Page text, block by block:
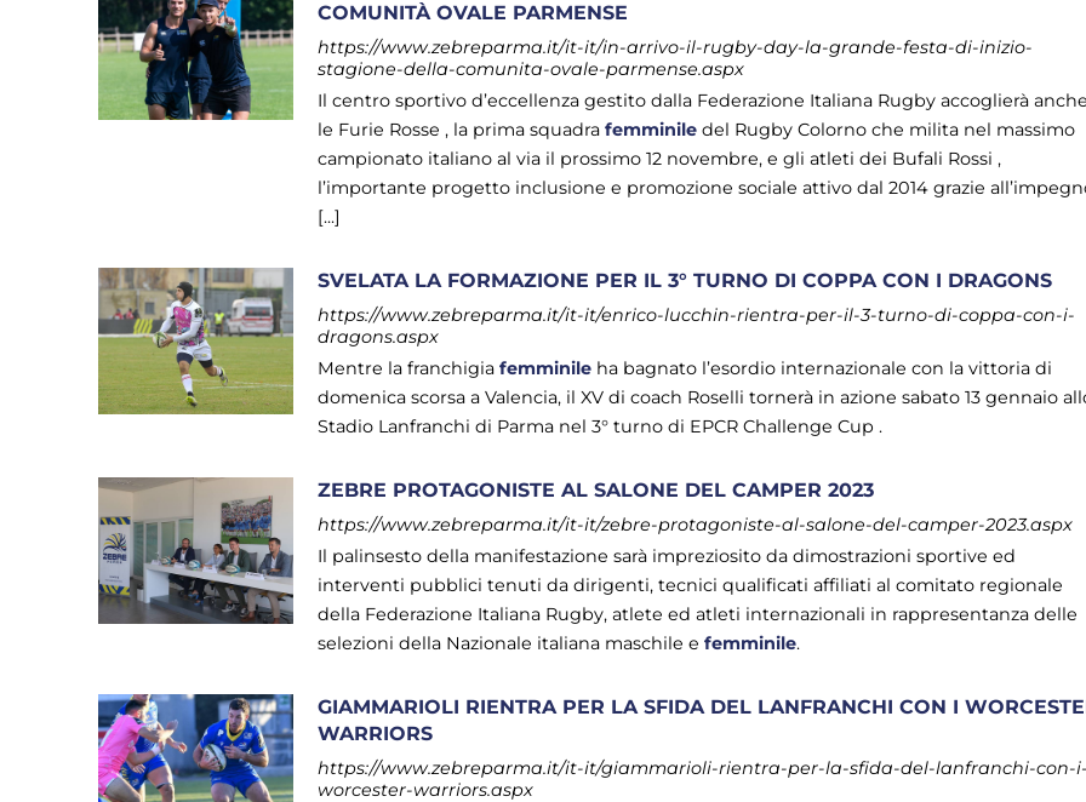
COMUNITÀ OVALE PARMENSE
https://www.zebreparma.it/it-it/in-arrivo-il-rugby-day-la-grande-festa-di-inizio-
stagione-della-comunita-ovale-parmense.aspx
Il centro sportivo d’eccellenza gestito dalla Federazione Italiana Rugby accoglierà anche
le Furie Rosse , la prima squadrafemminile del Rugby Colorno che milita nel massimo
campionato italiano al via il prossimo 12 novembre, e gli atleti dei Bufali Rossi ,
l’importante progetto inclusione e promozione sociale attivo dal 2014 grazie
[...]
SVELATA LA FORMAZIONE PER IL 3° TURNO DI COPPA CON I DRAGONS
https://www.zebreparma.it/it-it/enrico-lucchin-rientra-per-il-3-turno-di-coppa-con-i-
dragons.aspx
Mentre la franchigiafemminile ha bagnato l’esordio internazionale con la vittoria di
domenica scorsa a Valencia, il XV di coach Roselli tornerà in azione sabato 13 gennaio
Stadio Lanfranchi di Parma nel 3° turno di EPCR Challenge Cup .
ZEBRE PROTAGONISTE AL SALONE DEL CAMPER 2023
https://www.zebreparma.it/it-it/zebre-protagoniste-al-salone-del-camper-2023.aspx
Il palinsesto della manifestazione sarà impreziosito da dimostrazioni sportive ed
interventi pubblici tenuti da dirigenti, tecnici qualificati affiliati al comitato regionale
della Federazione Italiana Rugby, atlete ed atleti internazionali in rappresentanza delle
selezioni della Nazionale italiana maschile efemminile.
GIAMMARIOLI RIENTRA PER LA SFIDA DEL LANFRANCHI CON I
WARRIORS
https://www.zebreparma.it/it-it/giammarioli-rientra-per-la-sfida-del-lanfranchi-con-i-
worcester-warriors.aspx